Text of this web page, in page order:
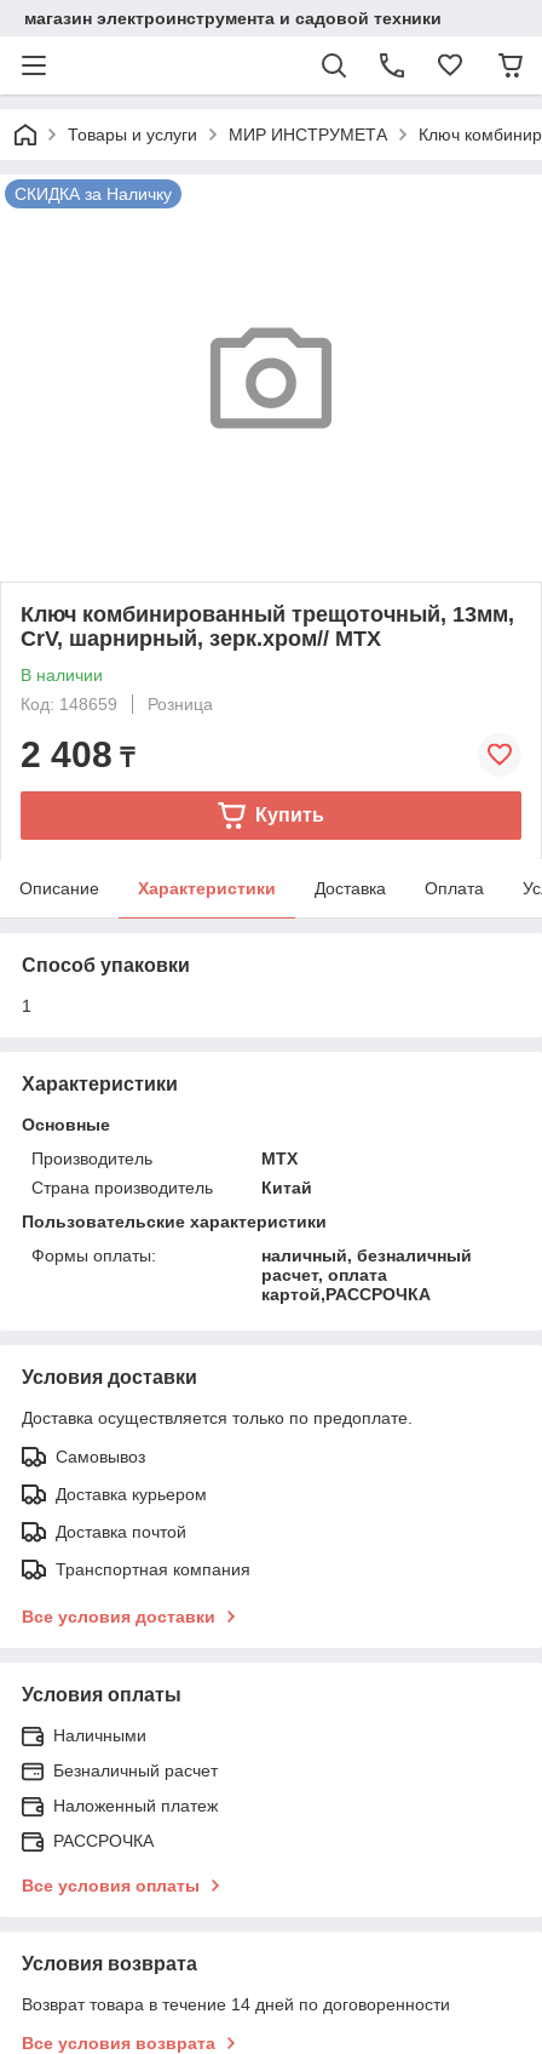
магазин электроинструмента и садовой техники
Товары и услуги МИР ИНСТРУМЕТА Ключ
СКИДКА за Наличку
Ключ комбинированный трещоточный, 13мм,
CrV, шарнирный, зерк.хром// MTX
В наличии
Код: 148659
Розница
2 408 ₸
Купить
Описание Характеристики Доставка Оплата
Способ упаковки
1
Характеристики
Основные
Производитель
MTX
Страна производитель
Китай
Пользовательские характеристики
Формы оплаты:
наличный, безналичный
расчет, оплата
картой,РАССРОЧКА
Условия доставки
Доставка осуществляется только по предоплате.
Самовывоз
Доставка курьером
Доставка почтой
Транспортная компания
Все условия доставки
Условия оплаты
Наличными
Безналичный расчет
Наложенный платеж
РАССРОЧКА
Все условия оплаты
Условия возврата
Возврат товара в течение 14 дней по договоренности
Все условия возврата